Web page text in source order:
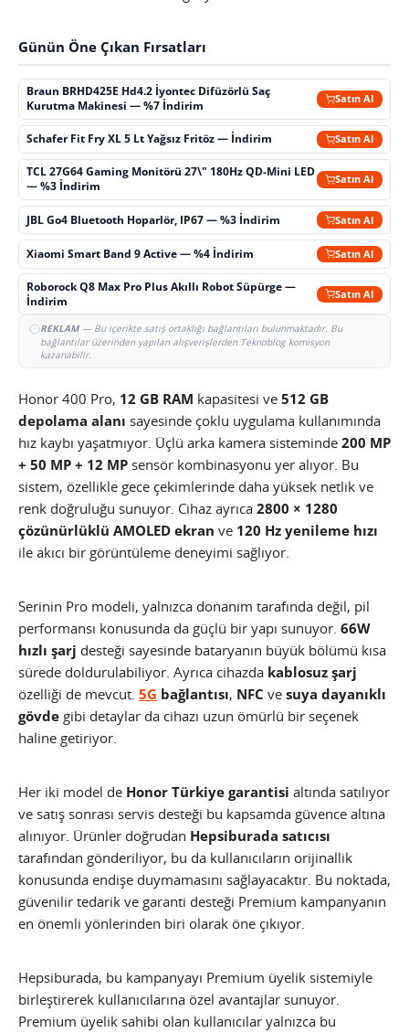
Günün Öne Çıkan Fırsatları
Braun BRHD425E Hd4.2 İyontec Difüzörlü Saç
Kurutma Makinesi — %7 İndirim
Satın Al
Schafer Fit Fry XL 5 Lt Yağsız Fritöz — İndirim Satın Al
TCL 27G64 Gaming Monitörü 27\" 180Hz QD-Mini LED
— %3 İndirim
Satın Al
JBL Go4 Bluetooth Hoparlör, IP67 — %3 İndirim Satın Al
Xiaomi Smart Band 9 Active — %4 İndirim Satın Al
Roborock Q8 Max Pro Plus Akıllı Robot Süpürge —
İndirim
Satın Al
REKLAM— Bu içerikte satış ortaklığı bağlantıları bulunmaktadır. Bu
bağlantılar üzerinden yapılan alışverişlerden Teknoblog komisyon
kazanabilir.
Honor 400 Pro, 12 GB RAM kapasitesi ve 512 GB
depolama alanı sayesinde çoklu uygulama kullanımında
hız kaybı yaşatmıyor. Üçlü arka kamera sisteminde 200 MP
+ 50 MP + 12 MP sensör kombinasyonu yer alıyor. Bu
sistem, özellikle gece çekimlerinde daha yüksek netlik ve
renk doğruluğu sunuyor. Cihaz ayrıca 2800 × 1280
çözünürlüklü AMOLED ekran ve 120 Hz yenileme hızı
ile akıcı bir görüntüleme deneyimi sağlıyor.
Serinin Pro modeli, yalnızca donanım tarafında değil, pil
performansı konusunda da güçlü bir yapı sunuyor. 66W
hızlı şarj desteği sayesinde bataryanın büyük bölümü kısa
sürede doldurulabiliyor. Ayrıca cihazda kablosuz şarj
özelliği de mevcut. 5G bağlantısı, NFC ve suya dayanıklı
gövde gibi detaylar da cihazı uzun ömürlü bir seçenek
haline getiriyor.
Her iki model de Honor Türkiye garantisi altında satılıyor
ve satış sonrası servis desteği bu kapsamda güvence altına
alınıyor. Ürünler doğrudan Hepsiburada satıcısı
tarafından gönderiliyor, bu da kullanıcıların orijinallik
konusunda endişe duymamasını sağlayacaktır. Bu noktada,
güvenilir tedarik ve garanti desteği Premium kampanyanın
en önemli yönlerinden biri olarak öne çıkıyor.
Hepsiburada, bu kampanyayı Premium üyelik sistemiyle
birleştirerek kullanıcılarına özel avantajlar sunuyor.
Premium üyelik sahibi olan kullanıcılar yalnızca bu